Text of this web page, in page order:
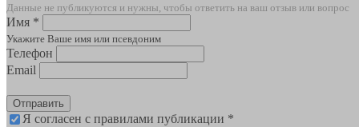
Данные не публикуются и нужны, чтобы ответить на ваш отзыв или вопрос
Имя *
Укажите Ваше имя или псевдоним
Телефон
Email
Отправить
Я согласен с правилами публикации *